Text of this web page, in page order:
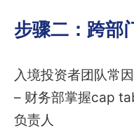
步骤二：跨部
入境投资者团队常
– 财务部掌握cap
负责人